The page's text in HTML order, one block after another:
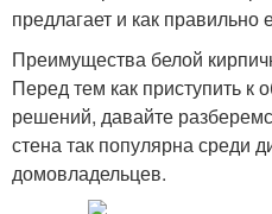
предлагает и как правильно
Преимущества белой
Перед тем как приступить к
решений, давайте
стена так популярна среди
домовладельцев.